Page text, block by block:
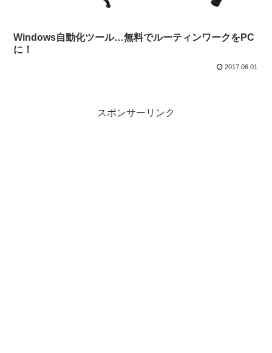
Windows自動化ツール…無料でルーティンワークをPC
に！
2017.06.01
スポンサーリンク